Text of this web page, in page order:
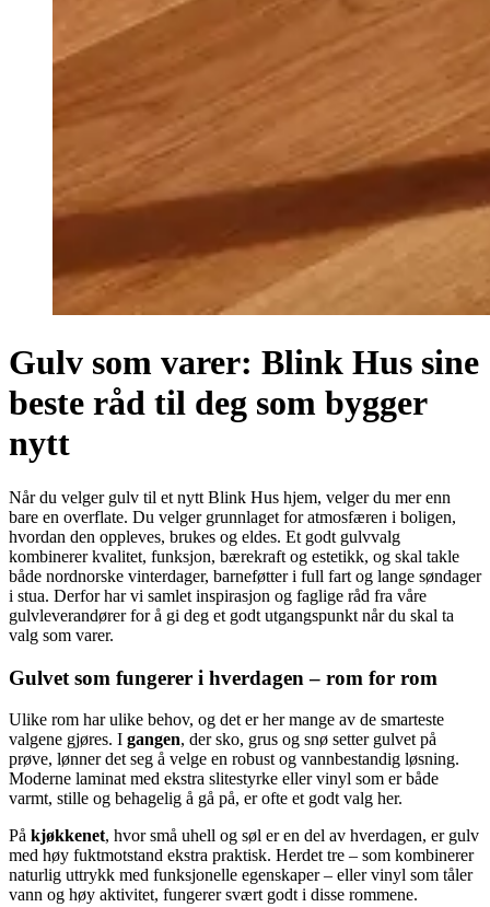
Gulv som varer: Blink Hus sine
beste råd til deg som bygger
nytt
Når du velger gulv til et nytt Blink Hus hjem, velger du mer enn
bare en overflate. Du velger grunnlaget for atmosfæren i boligen,
hvordan den oppleves, brukes og eldes. Et godt gulvvalg
kombinerer kvalitet, funksjon, bærekraft og estetikk, og skal takle
både nordnorske vinterdager, barneføtter i full fart og lange søndager
i stua. Derfor har vi samlet inspirasjon og faglige råd fra våre
gulvleverandører for å gi deg et godt utgangspunkt når du skal ta
valg som varer.
Gulvet som fungerer i hverdagen – rom for rom
Ulike rom har ulike behov, og det er her mange av de smarteste
valgene gjøres. I gangen, der sko, grus og snø setter gulvet på
prøve, lønner det seg å velge en robust og vannbestandig løsning.
Moderne laminat med ekstra slitestyrke eller vinyl som er både
varmt, stille og behagelig å gå på, er ofte et godt valg her.
På kjøkkenet, hvor små uhell og søl er en del av hverdagen, er gulv
med høy fuktmotstand ekstra praktisk. Herdet tre – som kombinerer
naturlig uttrykk med funksjonelle egenskaper – eller vinyl som tåler
vann og høy aktivitet, fungerer svært godt i disse rommene.